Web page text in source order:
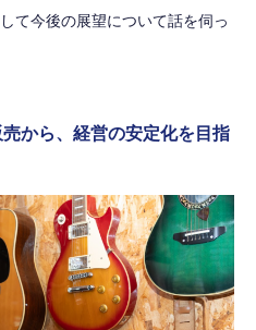
て今後の展望について話を伺っ
から、経営の安定化を目指